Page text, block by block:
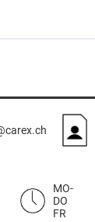
MO-
DO
FR